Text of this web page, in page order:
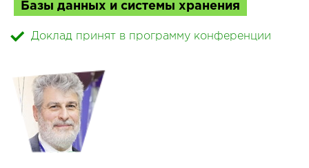
Базы данных и системы хранения
Доклад принят в программу конференции